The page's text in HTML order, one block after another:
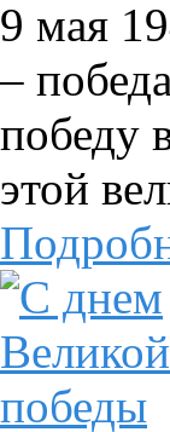
9 мая
–
победу
этой